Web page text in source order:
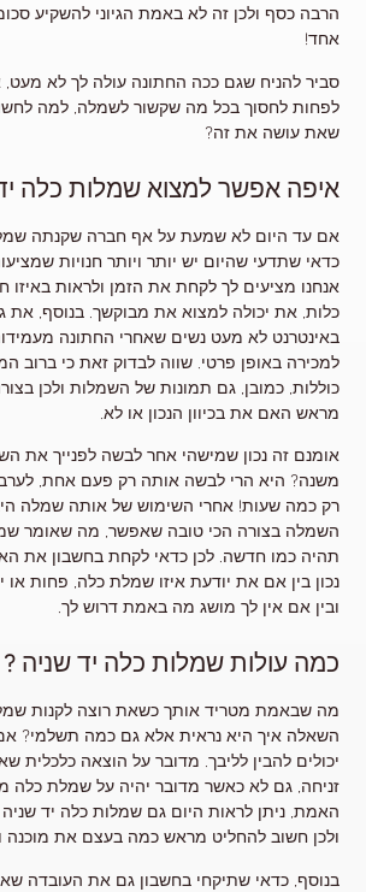
הרבה כסף ולכן זה לא באמת הגיוני להשקיע
אחד!
סביר להניח שגם ככה החתונה עולה לך לא מעט,
לפחות לחסוך בכל מה שקשור לשמלה, למה
שאת עושה את זה?
איפה אפשר למצוא שמלות כלה
אם עד היום לא שמעת על אף חברה שקנתה
כדאי שתדעי שהיום יש יותר ויותר חנויות
אנחנו מציעים לך לקחת את הזמן ולראות באיזו
כלות, את יכולה למצוא את מבוקשך. בנוסף, את
באינטרנט לא מעט נשים שאחרי החתונה
למכירה באופן פרטי. שווה לבדוק זאת כי ברוב
כוללות, כמובן, גם תמונות של השמלות ולכן
מראש האם את בכיוון הנכון או לא.
אומנם זה נכון שמישהי אחר לבשה לפנייך את
משנה? היא הרי לבשה אותה רק פעם אחת,
רק כמה שעות! אחרי השימוש של אותה שמלה
השמלה בצורה הכי טובה שאפשר, מה שאומר
תהיה כמו חדשה. לכן כדאי לקחת בחשבון את
נכון בין אם את יודעת איזו שמלת כלה, פחות
ובין אם אין לך מושג מה באמת דרוש לך.
כמה עולות שמלות כלה יד שניה ?
מה שבאמת מטריד אותך כשאת רוצה לקנות
השאלה איך היא נראית אלא גם כמה תשלמי? אם
יכולים להבין לליבך. מדובר על הוצאה כלכלית
זניחה, גם לא כאשר מדובר יהיה על שמלת כלה
האמת, ניתן לראות היום גם שמלות כלה יד
ולכן חשוב להחליט מראש כמה בעצם את מוכנה
בנוסף, כדאי שתיקחי בחשבון גם את העובדה